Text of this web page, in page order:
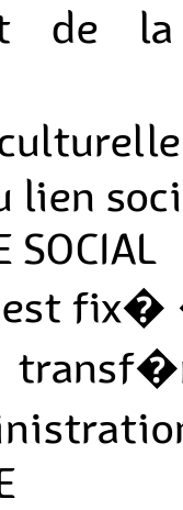
de
lien
SOCIAL
fix�